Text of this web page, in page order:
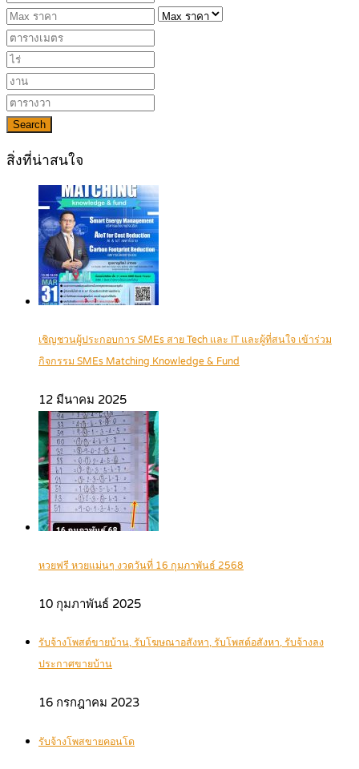
Search
สิ่งที่น่าสนใจ
เชิญชวนผู้ประกอบการ SMEs สาย Tech และ IT และผู้ที่สนใจ เข้าร่วม
กิจกรรม SMEs Matching Knowledge & Fund
12 มีนาคม 2025
หวยฟรี หวยแม่นๆ งวดวันที่ 16 กุมภาพันธ์ 2568
10 กุมภาพันธ์ 2025
รับจ้างโพสต์ขายบ้าน, รับโฆษณาอสังหา, รับโพสต์อสังหา, รับจ้างลง
ประกาศขายบ้าน
16 กรกฎาคม 2023
รับจ้างโพสขายคอนโด